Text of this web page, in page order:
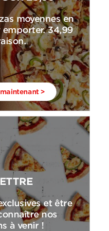
moyennes en
34,99
>
et être
nos
à venir !